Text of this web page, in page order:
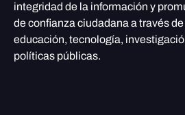
integridad de la información y
de confianza ciudadana a través
educación, tecnología,
políticas públicas.